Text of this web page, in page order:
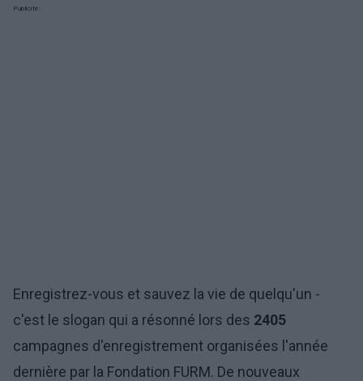
Publicité:
Enregistrez-vous et sauvez la vie de quelqu'un -
c'est le slogan qui a résonné lors des 2405
campagnes d'enregistrement organisées l'année
dernière par la Fondation FURM. De nouveaux